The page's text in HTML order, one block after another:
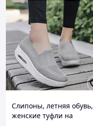
Слипоны, летняя обувь,
женские туфли на